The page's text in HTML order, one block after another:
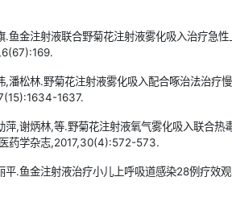
.鱼金注射液联合野菊花注射液雾化吸入治疗急
,潘松林.野菊花注射液雾化吸入配合啄治法治疗
1637.
萍,谢炳林,等.野菊花注射液氧气雾化吸入联合热
药学杂志,2017,30(4):572-573.
平.鱼金注射液治疗小儿上呼吸道感染28例疗效